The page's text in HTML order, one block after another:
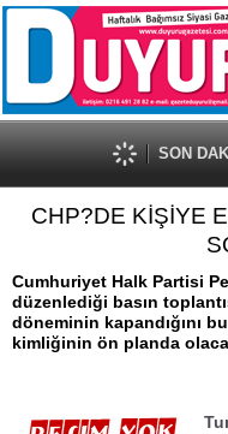
SON
CHP?DE KİŞİYE
Cumhuriyet Halk Partisi
düzenlediği basın
döneminin kapandığını
kimliğinin ön planda